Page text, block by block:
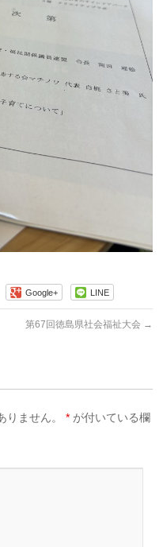
Google+ LINE
第67回徳島県社会福祉大会 →
ません。 * が付いている欄